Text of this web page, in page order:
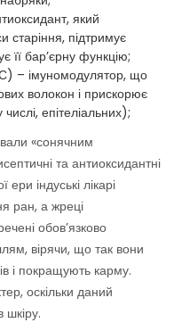
який
старіння, підтримує
її бар’єрну функцію;
С) – імуномодулятор, що
волокон і прискорює
епітеліальних);
«сонячним
та антиоксидантні
індуські лікарі
ран, а жреці
обов’язково
вірячи, що так вони
і покращують карму.
оскільки даний
шкіру.